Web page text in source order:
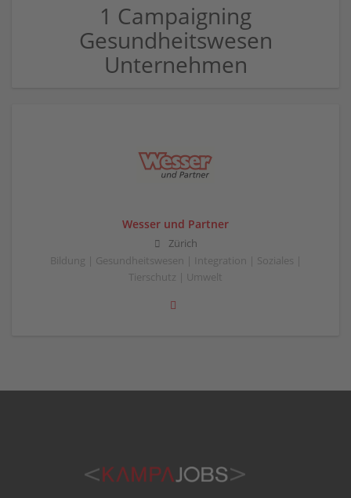
1 Campaigning
Gesundheitswesen
Unternehmen
Wesser und Partner
Zürich
Bildung | Gesundheitswesen | Integration | Soziales |
Tierschutz | Umwelt